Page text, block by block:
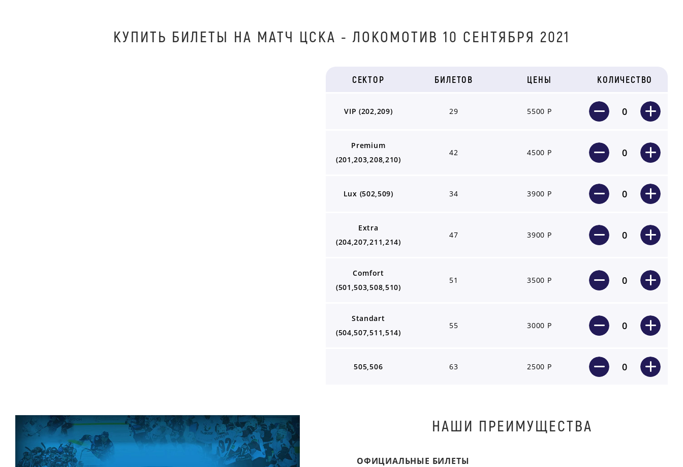
КУПИТЬ БИЛEТЫ НА МАТЧ ЦCKA - ЛОКОМОТИВ 10 СЕНТЯБРЯ 2021
СЕКТОР БИЛЕТОВ ЦЕНЫ КОЛИЧЕСТВО
VIP (202,209) 29 5500 Р 0
Premium
(201,203,208,210)
42 4500 Р 0
Lux (502,509) 34 3900 Р 0
Extra
(204,207,211,214)
47 3900 Р 0
Comfort
(501,503,508,510)
51 3500 Р 0
Standart
(504,507,511,514)
55 3000 Р 0
505,506 63 2500 Р 0
НАШИ ПРЕИМУЩЕСТВА
ОФИЦИАЛЬНЫЕ БИЛЕТЫ